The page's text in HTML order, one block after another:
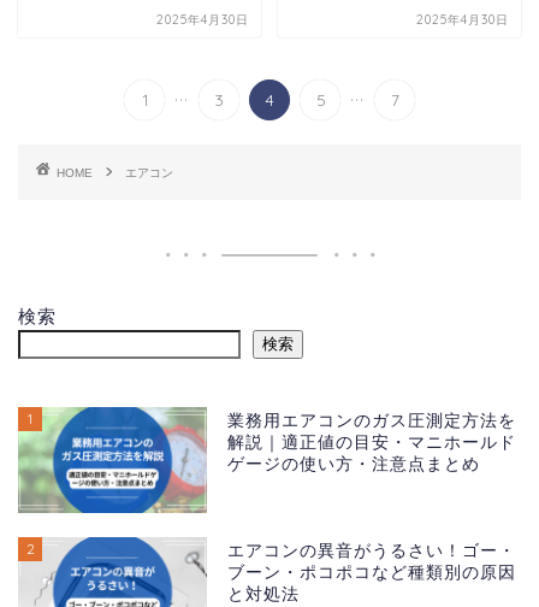
2025年4月30日 2025年4月30日
1 ... 3 4 5 ... 7
HOME エアコン
検索
検索
1
業務用エアコンのガス圧測定方法を
解説｜適正値の目安・マニホールド
ゲージの使い方・注意点まとめ
2
エアコンの異音がうるさい！ゴー・
ブーン・ポコポコなど種類別の原因
と対処法